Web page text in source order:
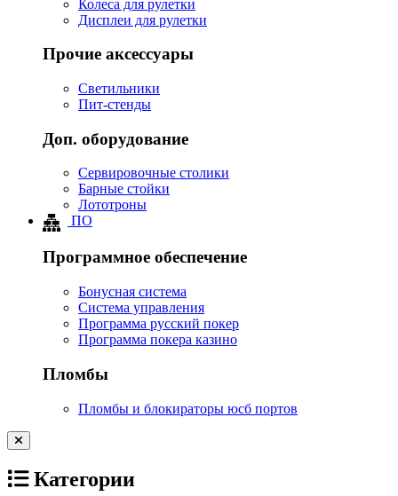
Колеса для рулетки
Дисплеи для рулетки
Прочие аксессуары
Светильники
Пит-стенды
Доп. оборудование
Сервировочные столики
Барные стойки
Лототроны
ПО
Программное обеспечение
Бонусная система
Система управления
Программа русский покер
Программа покера казино
Пломбы
Пломбы и блокираторы юсб портов
Категории